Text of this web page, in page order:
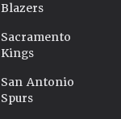
Blazers
Sacramento
Kings
San Antonio
Spurs